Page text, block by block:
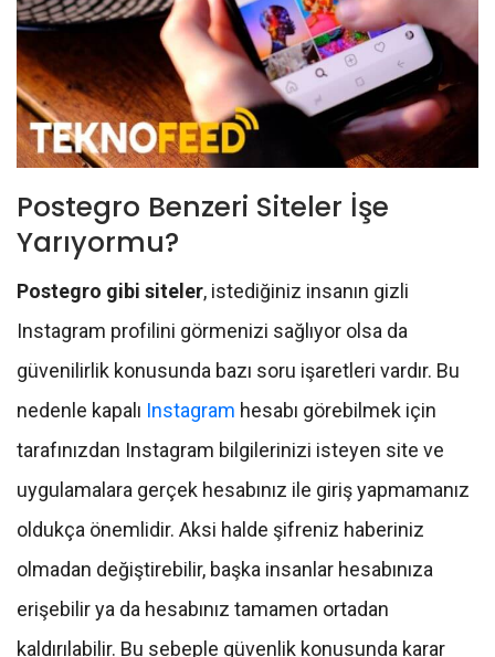
Postegro Benzeri Siteler İşe
Yarıyormu?
Postegro gibi siteler, istediğiniz insanın gizli
Instagram profilini görmenizi sağlıyor olsa da
güvenilirlik konusunda bazı soru işaretleri vardır. Bu
nedenle kapalı Instagram hesabı görebilmek için
tarafınızdan Instagram bilgilerinizi isteyen site ve
uygulamalara gerçek hesabınız ile giriş yapmamanız
oldukça önemlidir. Aksi halde şifreniz haberiniz
olmadan değiştirebilir, başka insanlar hesabınıza
erişebilir ya da hesabınız tamamen ortadan
kaldırılabilir. Bu sebeple güvenlik konusunda karar